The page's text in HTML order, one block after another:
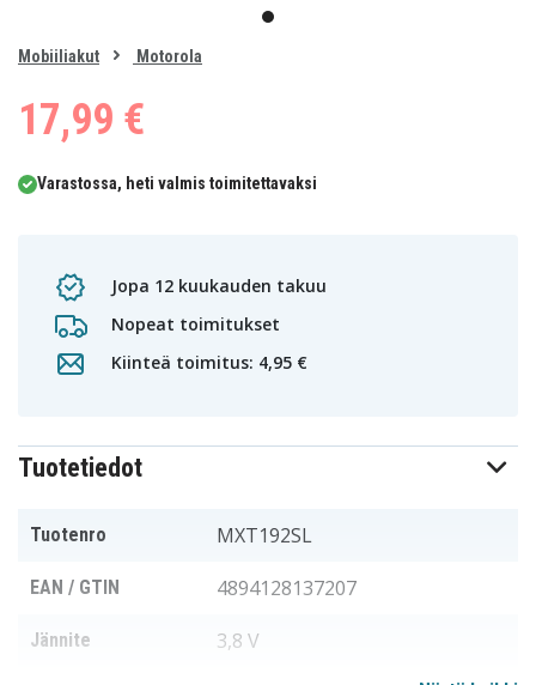
item
of
Mobiiliakut Motorola
17,99 €
Varastossa, heti valmis toimitettavaksi
Jopa 12 kuukauden takuu
Nopeat toimitukset
Kiinteä toimitus: 4,95 €
Tuotetiedot
Tuotenro MXT192SL
EAN / GTIN 4894128137207
Jännite 3,8 V